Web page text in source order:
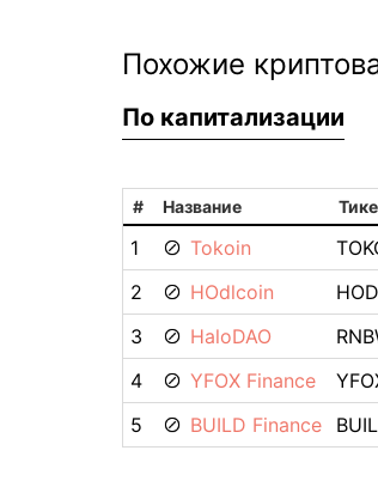
Похожие
По капитализации
# Название
1 Tokoin
2
HOdlcoin
3
HaloDAO
4
YFOX Finance
5
BUILD Finance